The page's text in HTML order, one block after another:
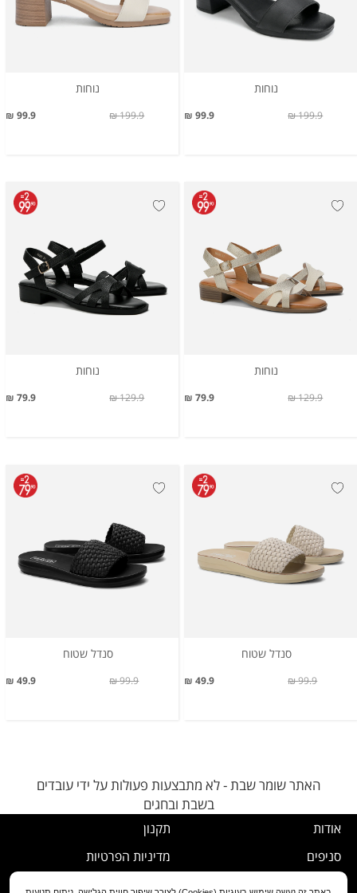
נוחות
99.9 ₪ 199.9 ₪
נוחות
99.9 ₪ 199.9 ₪
נוחות
79.9 ₪ 129.9 ₪
נוחות
79.9 ₪ 129.9 ₪
סנדל שטוח
49.9 ₪ 99.9 ₪
סנדל שטוח
49.9 ₪ 99.9 ₪
האתר שומר שבת - לא מתבצעות פעולות על ידי עובדים
בשבת ובחגים
אודות
סניפים
תקנון
מדיניות הפרטיות
נוהל ביטול עסקה